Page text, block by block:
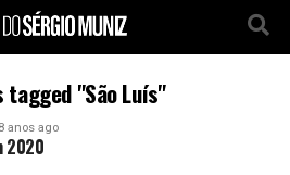
tagged "São Luís"
8 anos ago
2020